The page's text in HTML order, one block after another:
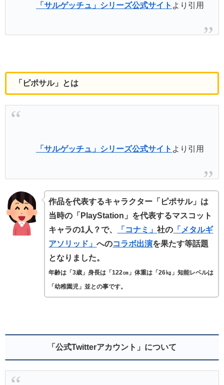
「サルゲッチュ」シリーズ公式サイト より引用
「ピポサル」とは
「サルゲッチュ」シリーズ公式サイト より引用
作品を代表するキャラクター「ピポサル」は
当時の「PlayStation」を代表するマスコット
キャラの1人？で、
「コナミ」社の 「メタルギ
アソリッド」へのコラボ出演を果たす等話題
となりました。
年齢は「3歳」身長は「122㎝」体重は「26㎏」知能レベルは
「幼稚園児」並との事です。
「公式Twitterアカウント」について